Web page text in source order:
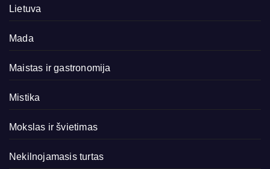
Lietuva
Mada
Maistas ir gastronomija
Mistika
Mokslas ir švietimas
Nekilnojamasis turtas